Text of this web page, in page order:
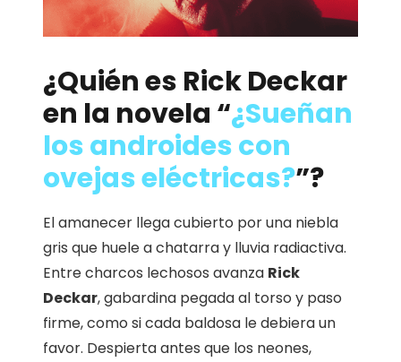
¿Quién es Rick Deckar
en la novela “¿Sueñan
los androides con
ovejas eléctricas?”?
El amanecer llega cubierto por una niebla
gris que huele a chatarra y lluvia radiactiva.
Entre charcos lechosos avanza Rick
Deckar, gabardina pegada al torso y paso
firme, como si cada baldosa le debiera un
favor. Despierta antes que los neones,